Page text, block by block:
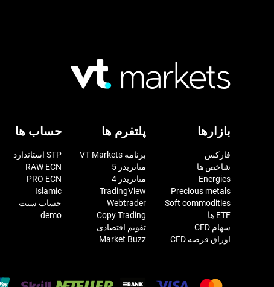
بازارها
فارکس
شاخص ها
Energies
Precious metals
Soft commodities
ETF ها
سهام CFD
اوراق قرضه CFD
پلتفرم ها
برنامه VT Markets
متاتریدر 5
متاتریدر 4
TradingView
Webtrader
Copy Trading
تقویم اقتصادی
Market Buzz
حساب ها
STP استاندارد
RAW ECN
PRO ECN
Islamic
حساب سنت
demo